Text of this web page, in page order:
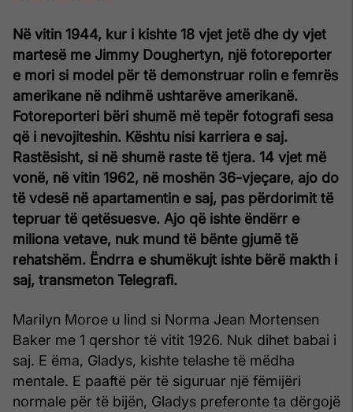
Në vitin 1944, kur i kishte 18 vjet jetë dhe dy vjet
martesë me Jimmy Doughertyn, një fotoreporter
e mori si model për të demonstruar rolin e femrës
amerikane në ndihmë ushtarëve amerikanë.
Fotoreporteri bëri shumë më tepër fotografi sesa
që i nevojiteshin. Kështu nisi karriera e saj.
Rastësisht, si në shumë raste të tjera. 14 vjet më
vonë, në vitin 1962, në moshën 36-vjeçare, ajo do
të vdesë në apartamentin e saj, pas përdorimit të
tepruar të qetësuesve. Ajo që ishte ëndërr e
miliona vetave, nuk mund të bënte gjumë të
rehatshëm. Ëndrra e shumëkujt ishte bërë makth i
saj, transmeton Telegrafi.
Marilyn Moroe u lind si Norma Jean Mortensen
Baker me 1 qershor të vitit 1926. Nuk dihet babai i
saj. E ëma, Gladys, kishte telashe të mëdha
mentale. E paaftë për të siguruar një fëmijëri
normale për të bijën, Gladys preferonte ta dërgojë